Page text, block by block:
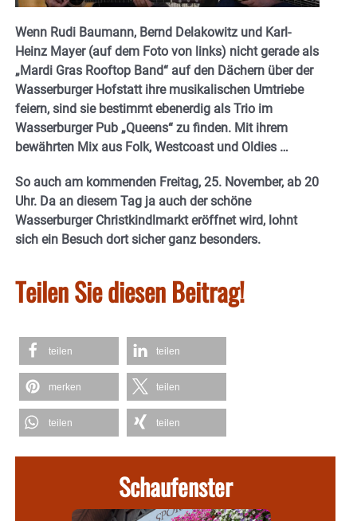
Wenn Rudi Baumann, Bernd Delakowitz und Karl-
Heinz Mayer (auf dem Foto von links) nicht gerade als
„Mardi Gras Rooftop Band“ auf den Dächern über der
Wasserburger Hofstatt ihre musikalischen Umtriebe
feiern, sind sie bestimmt ebenerdig als Trio im
Wasserburger Pub „Queens“ zu finden. Mit ihrem
bewährten Mix aus Folk, Westcoast und Oldies …
So auch am kommenden Freitag, 25. November, ab 20
Uhr. Da an diesem Tag ja auch der schöne
Wasserburger Christkindlmarkt eröffnet wird, lohnt
sich ein Besuch dort sicher ganz besonders.
Teilen Sie diesen Beitrag!
teilen teilen
merken teilen
teilen teilen
Schaufenster